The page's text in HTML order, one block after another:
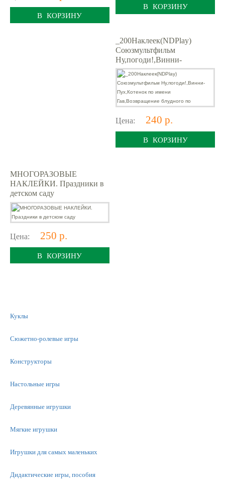
В КОРЗИНУ
В КОРЗИНУ
_200Наклеек(NDPlay)
Союзмультфильм
Ну,погоди!,Винни-
Пух,Котенок по имени
Гав,Возвращение блудного
по
Цена: 240 р.
В КОРЗИНУ
МНОГОРАЗОВЫЕ
НАКЛЕЙКИ. Праздники в
детском саду
Цена: 250 р.
В КОРЗИНУ
Куклы
Сюжетно-ролевые игры
Конструкторы
Настольные игры
Деревянные игрушки
Мягкие игрушки
Игрушки для самых маленьких
Дидактические игры, пособия